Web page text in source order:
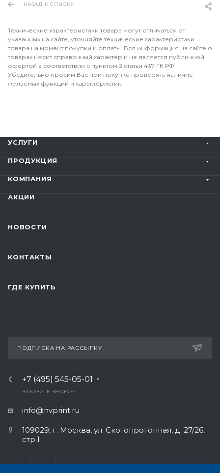
НАЗАД К СПИСКУ
Технические характеристики товара могут отличаться от
указанных на сайте, уточняйте технические характеристики
товара на момент покупки и оплаты. Вся информация на сайте о
товарах носит справочный характер и не является публичной
офертой в соответствии с пунктом 2 статьи 437 ГК РФ.
Убедительно просим Вас при покупке проверять наличие
желаемых функций и характеристик.
УСЛУГИ
ПРОДУКЦИЯ
КОМПАНИЯ
АКЦИИ
НОВОСТИ
КОНТАКТЫ
ГДЕ КУПИТЬ
ПОДПИСКА НА РАССЫЛКУ
+7 (495) 545-05-01
ЗАКАЗАТЬ ЗВОНОК
info@nvprint.ru
109029, г. Москва, ул. Скотопрогонная, д. 27/26,
стр.1